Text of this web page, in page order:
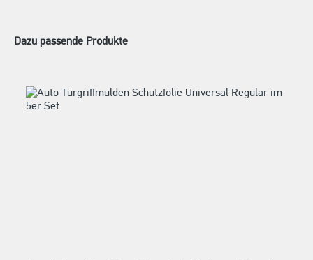
Dazu passende Produkte